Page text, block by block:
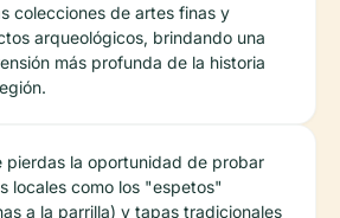
colecciones de artes finas y
arqueológicos, brindando una
más profunda de la historia
pierdas la oportunidad de probar
locales como los "espetos"
a la parrilla) y tapas tradicionales